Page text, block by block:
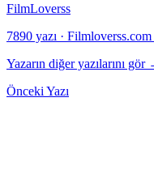
FilmLoverss
7890 yazı · Filmloverss.com
Yazarın diğer yazılarını gör
Önceki Yazı